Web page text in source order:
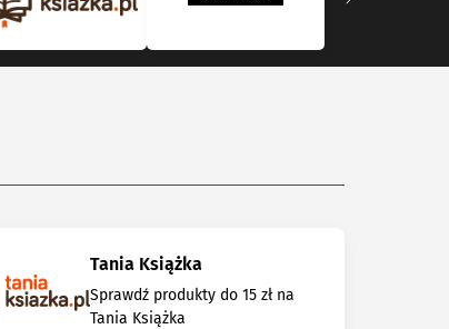
Tania Książka
Sprawdź produkty do 15 zł na
Tania Książka